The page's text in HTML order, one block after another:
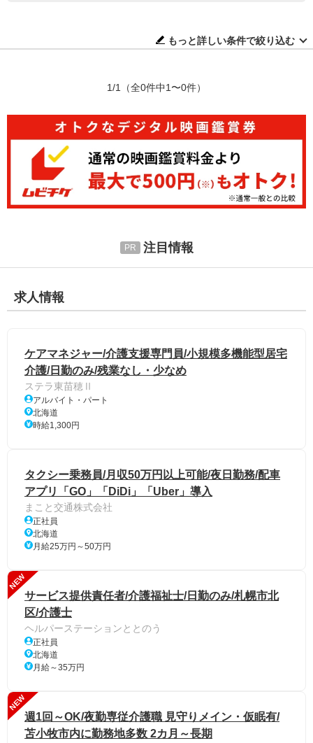
もっと詳しい条件で絞り込む
1/1 （全0件中1〜0件）
注目情報
求人情報
ケアマネジャー/介護支援専門員/小規模多機能型居宅
介護/日勤のみ/残業なし・少なめ
ステラ東苗穂Ⅱ
アルバイト・パート
北海道
時給1,300円
タクシー乗務員/月収50万円以上可能/夜日勤務/配車
アプリ「GO」「DiDi」「Uber」導入
まこと交通株式会社
正社員
北海道
月給25万円～50万円
NEW
サービス提供責任者/介護福祉士/日勤のみ/札幌市北
区/介護士
ヘルパーステーションととのう
正社員
北海道
月給～35万円
NEW
週1回～OK/夜勤専従介護職 見守りメイン・仮眠有/
苫小牧市内に勤務地多数 2カ月～長期